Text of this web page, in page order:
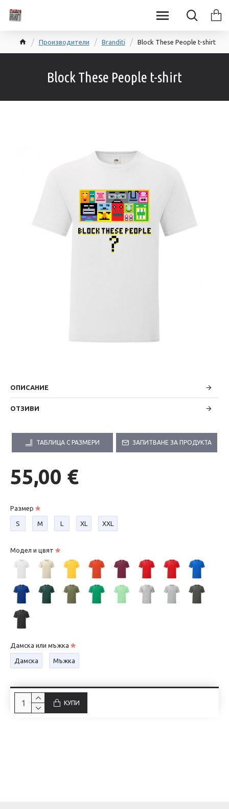
Производители Branditi Block These People t-shirt
Block These People t-shirt
ОПИСАНИЕ
ОТЗИВИ
ТАБЛИЦА С РАЗМЕРИ ЗАПИТВАНЕ ЗА ПРОДУКТА
55,00 €
Размер
S М L XL XXL
Модел и цвят
Дамска или мъжка
Дамска Мъжка
КУПИ